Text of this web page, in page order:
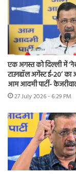
एक अगस्त को दिल्ली में
टाउनहॉल अगेंस्ट ई-20’
आम आदमी पार्टी-
27 July 2026 - 6:29 PM